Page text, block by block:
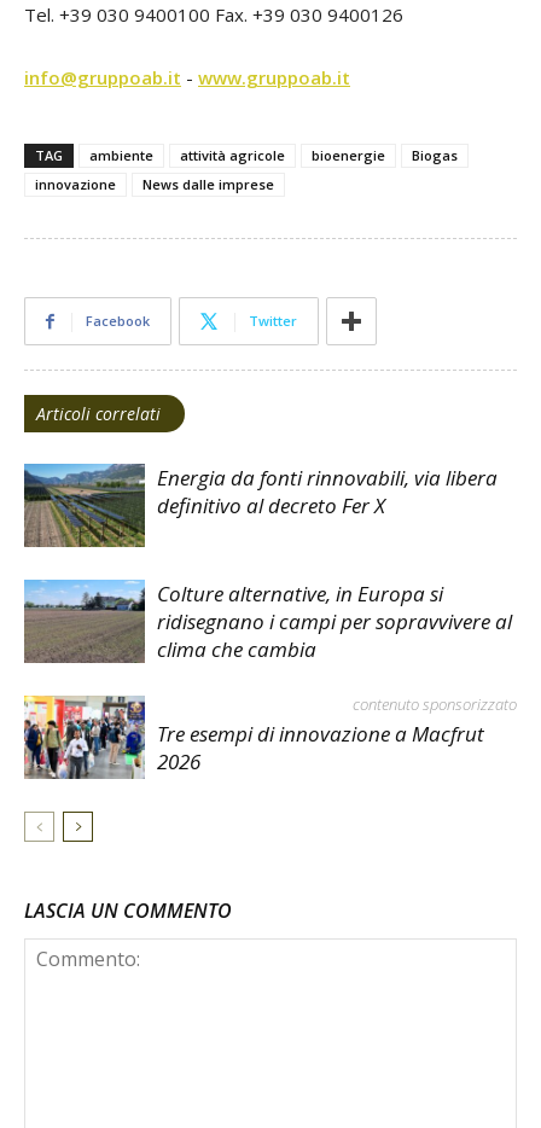
Tel. +39 030 9400100 Fax. +39 030 9400126
info@gruppoab.it - www.gruppoab.it
TAG ambiente attività agricole bioenergie
Biogas
innovazione
News dalle imprese
Facebook Twitter
Articoli correlati
Energia da fonti rinnovabili, via libera
definitivo al decreto Fer X
Colture alternative, in Europa si
ridisegnano i campi per sopravvivere al
clima che cambia
contenuto sponsorizzato
Tre esempi di innovazione a Macfrut
2026
LASCIA UN COMMENTO